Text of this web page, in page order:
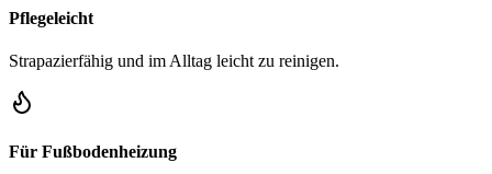
Pflegeleicht
Strapazierfähig und im Alltag leicht zu reinigen.
Für Fußbodenheizung